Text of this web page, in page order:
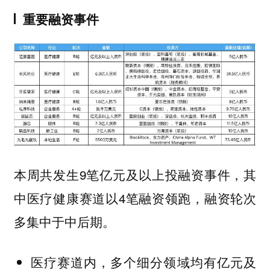
重要融资事件
本周共发生9笔亿元及以上投融资事件，其
中医疗健康赛道以4笔融资领跑，融资轮次
多集中于中后期。
医疗赛道内， 多个细分领域均有亿元及